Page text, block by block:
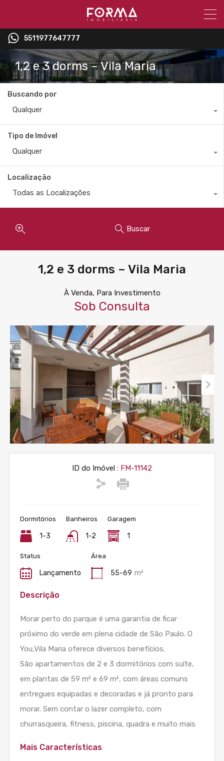
5511977647777
1,2 e 3 dorms – Vila Maria
Buscando por
Qualquer
Tipo de Imóvel
Qualquer
Localização
Todas as Localizações
Buscar
1,2 e 3 dorms – Vila Maria
À Venda, Para Investimento
Sob Consulta
ID do Imóvel : FM-11142
Dormitórios
1-3
Banheiros
1-2
Garagem
1
Status
Lançamento
Área
55-69 m²
Descrição
Morar perto do parque é uma garantia de ficar
próximo do verde em plena cidade de São Paulo. O
You,Vila Maria oferece diversos benefícios.
São apartamentos de 2 e 3 dormitórios com suíte,
em plantas de 59 m² e 69 m², com áreas comuns
entregues equipadas e decoradas e já pronto para
morar. Sem contar o lazer completo, com
churrasqueira, fitness, piscina, quadra e muito mais
Mais Características